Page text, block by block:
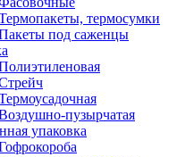
термосумки
под саженцы
пузырчатая
упаковка